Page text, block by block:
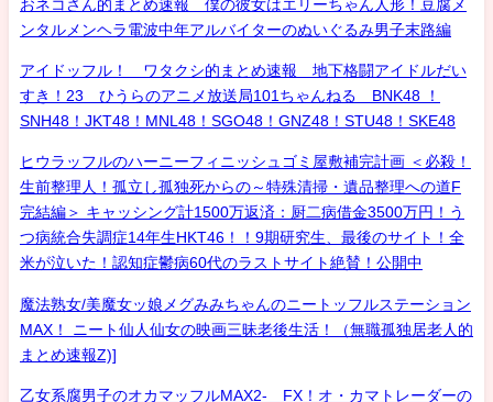
おネコさん的まとめ速報 僕の彼女はエリーちゃん人形！豆腐メ
ンタルメンヘラ電波中年アルバイターのぬいぐるみ男子末路編
アイドッフル！ ワタクシ的まとめ速報 地下格闘アイドルだい
すき！23 ひうらのアニメ放送局101ちゃんねる BNK48 ！
SNH48！JKT48！MNL48！SGO48！GNZ48！STU48！SKE48
ヒウラッフルのハーニーフィニッシュゴミ屋敷補完計画 ＜必殺！
生前整理人！孤立し孤独死からの～特殊清掃・遺品整理への道F
完結編＞ キャッシング計1500万返済：厨二病借金3500万円！う
つ病統合失調症14年生HKT46！！9期研究生、最後のサイト！全
米が泣いた！認知症鬱病60代のラストサイト絶賛！公開中
魔法熟女/美魔女ッ娘メグみみちゃんのニートッフルステーション
MAX！ ニート仙人仙女の映画三昧老後生活！（無職孤独居老人的
まとめ速報Z)]
乙女系腐男子のオカマッフルMAX2- FX！オ・カマトレーダーの